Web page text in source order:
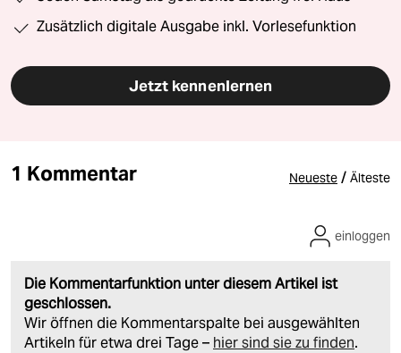
Zusätzlich digitale Ausgabe inkl. Vorlesefunktion
Jetzt kennenlernen
1 Kommentar Neueste / Älteste
Die Kommentarfunktion unter diesem Artikel ist
geschlossen.
Wir öffnen die Kommentarspalte bei ausgewählten
Artikeln für etwa drei Tage – hier sind sie zu finden.
einloggen